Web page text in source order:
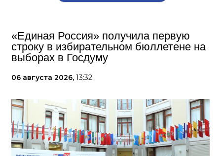
«Единая Россия» получила первую
строку в избирательном бюллетене на
выборах в Госдуму
06 августа 2026, 13:32